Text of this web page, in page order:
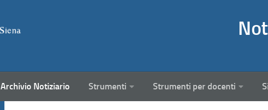
Archivio Notiziario Strumenti Strumenti per docenti